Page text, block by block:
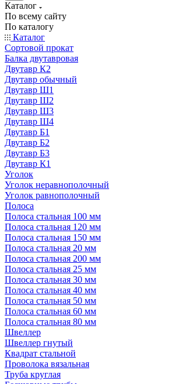
Каталог
По всему сайту
По каталогу
Каталог
Сортовой прокат
Балка двутавровая
Двутавр К2
Двутавр обычный
Двутавр Ш1
Двутавр Ш2
Двутавр Ш3
Двутавр Ш4
Двутавр Б1
Двутавр Б2
Двутавр Б3
Двутавр К1
Уголок
Уголок неравнополочный
Уголок равнополочный
Полоса
Полоса стальная 100 мм
Полоса стальная 120 мм
Полоса стальная 150 мм
Полоса стальная 20 мм
Полоса стальная 200 мм
Полоса стальная 25 мм
Полоса стальная 30 мм
Полоса стальная 40 мм
Полоса стальная 50 мм
Полоса стальная 60 мм
Полоса стальная 80 мм
Швеллер
Швеллер гнутый
Квадрат стальной
Проволока вязальная
Труба круглая